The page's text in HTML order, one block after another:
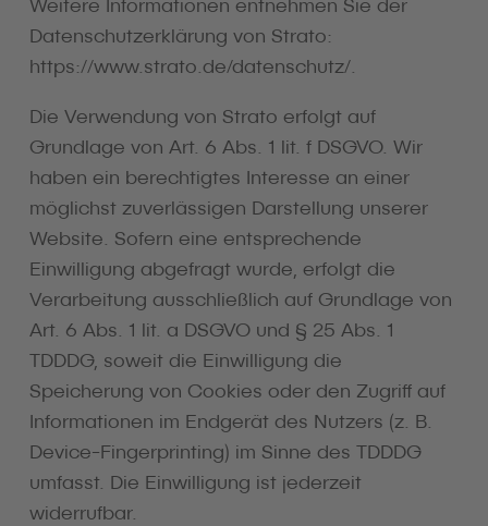
Weitere Informationen entnehmen Sie der
Datenschutzerklärung von Strato:
https://www.strato.de/datenschutz/.
Die Verwendung von Strato erfolgt auf
Grundlage von Art. 6 Abs. 1 lit. f DSGVO. Wir
haben ein berechtigtes Interesse an einer
möglichst zuverlässigen Darstellung unserer
Website. Sofern eine entsprechende
Einwilligung abgefragt wurde, erfolgt die
Verarbeitung ausschließlich auf Grundlage von
Art. 6 Abs. 1 lit. a DSGVO und § 25 Abs. 1
TDDDG, soweit die Einwilligung die
Speicherung von Cookies oder den Zugriff auf
Informationen im Endgerät des Nutzers (z. B.
Device-Fingerprinting) im Sinne des TDDDG
umfasst. Die Einwilligung ist jederzeit
widerrufbar.